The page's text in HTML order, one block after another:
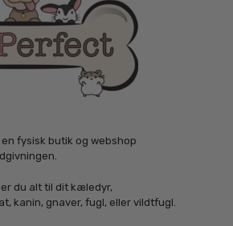
fysisk butik og webshop
du alt til dit kæledyr,
kanin, gnaver, fugl, eller vildtfugl.